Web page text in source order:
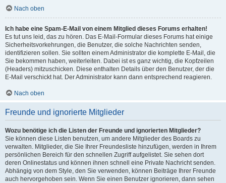
Nach oben
Ich habe eine Spam-E-Mail von einem Mitglied dieses Forums erhalten!
Es tut uns leid, das zu hören. Das E-Mail-Formular dieses Forums hat einige
Sicherheitsvorkehrungen, die Benutzer, die solche Nachrichten senden,
identifizieren sollen. Sie sollten einem Administrator die komplette E-Mail, die
Sie bekommen haben, weiterleiten. Dabei ist es ganz wichtig, die Kopfzeilen
(Headers) mitzuschicken. Diese enthalten Details über den Benutzer, der die
E-Mail verschickt hat. Der Administrator kann dann entsprechend reagieren.
Nach oben
Freunde und ignorierte Mitglieder
Wozu benötige ich die Listen der Freunde und ignorierten Mitglieder?
Sie können diese Listen benutzen, um andere Mitglieder des Boards zu
verwalten. Mitglieder, die Sie Ihrer Freundesliste hinzufügen, werden in Ihrem
persönlichen Bereich für den schnellen Zugriff aufgelistet. Sie sehen dort
deren Onlinestatus und können ihnen schnell eine Private Nachricht senden.
Abhängig von dem Style, den Sie verwenden, können Beiträge Ihrer Freunde
auch hervorgehoben sein. Wenn Sie einen Benutzer ignorieren, dann sehen